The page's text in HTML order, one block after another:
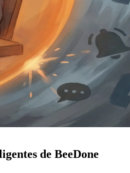
de BeeDone